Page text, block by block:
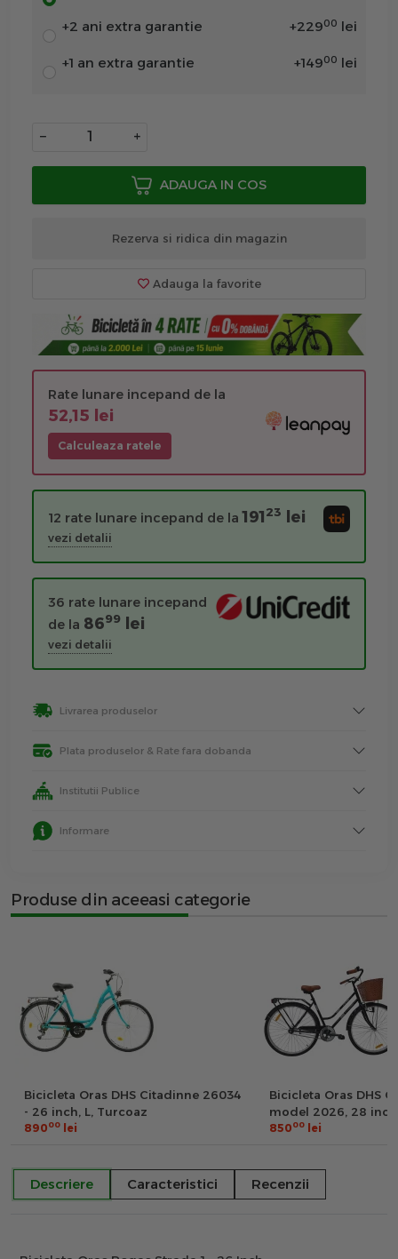
+2 ani extra garantie +22900 lei
+1 an extra garantie +14900 lei
− +
ADAUGA IN COS
Rezerva si ridica din magazin
Adauga la favorite
Rate lunare incepand de la
52,15 lei
Calculeaza ratele
12 rate lunare incepand de la19123 lei
vezi detalii
36 rate lunare incepand
de la 8699 lei
vezi detalii
Livrarea produselor
Plata produselor & Rate fara dobanda
Institutii Publice
Informare
Produse din aceeasi categorie
Bicicleta Oras DHS Citadinne 26034
- 26 inch, L, Turcoaz
89000 lei
Bicicleta Oras DHS
model 2026, 28
85000 lei
Descriere Caracteristici Recenzii